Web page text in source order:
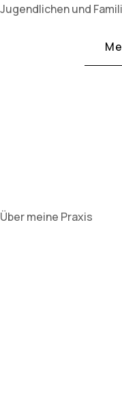
Jugendlichen und
Über meine Praxis